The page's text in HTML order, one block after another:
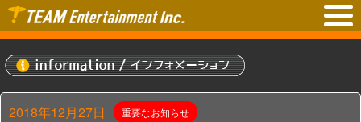
2018年12月27日 重要なお知らせ